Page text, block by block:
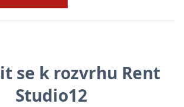
se k rozvrhu Rent
Studio12